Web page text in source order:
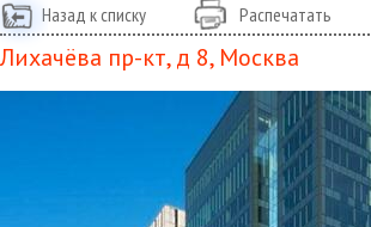
Назад к списку Распечатать
Лихачёва пр-кт, д 8, Москва